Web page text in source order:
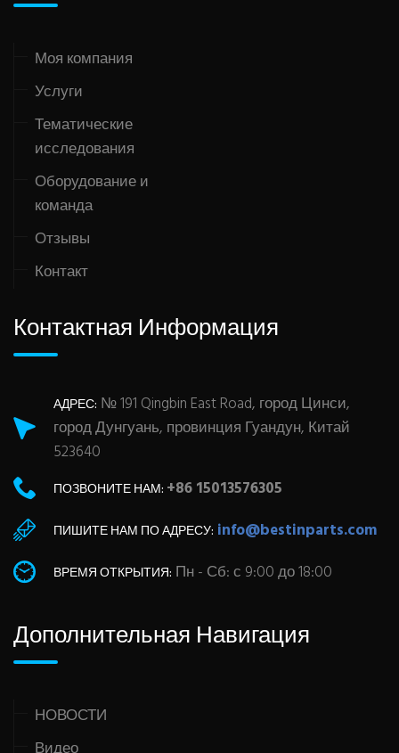
Моя компания
Услуги
Тематические
исследования
Оборудование и
команда
Отзывы
Контакт
Контактная Информация
АДРЕС: № 191 Qingbin East Road, город Цинси,
город Дунгуань, провинция Гуандун, Китай
523640
ПОЗВОНИТЕ НАМ: +86 15013576305
ПИШИТЕ НАМ ПО АДРЕСУ: info@bestinparts.com
ВРЕМЯ ОТКРЫТИЯ: Пн - Сб: с 9:00 до 18:00
Дополнительная Навигация
НОВОСТИ